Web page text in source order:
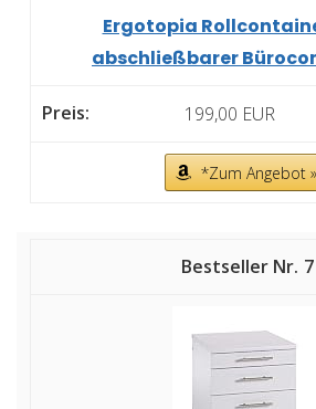
Ergotopia
abschließbarer
199,00 EUR
*Zum Angebot »
7